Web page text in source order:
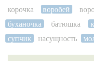
корочка
воробей
буханочка
батюшка
супчик
насущность